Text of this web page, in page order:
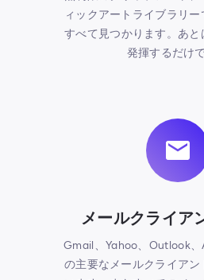
ィックアートライブラリ
すべて見つかります。あ
発揮するだけで
メールクライア
Gmail、Yahoo、Outlook、
の主要なメールクライアン